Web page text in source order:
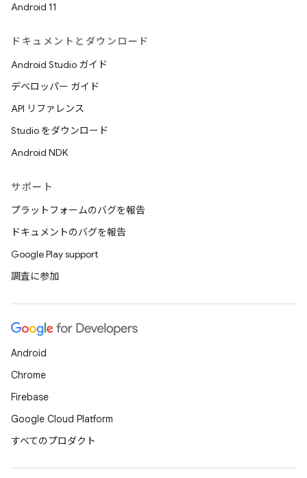
Android 11
ドキュメントとダウンロード
Android Studio ガイド
デベロッパー ガイド
API リファレンス
Studio をダウンロード
Android NDK
サポート
プラットフォームのバグを報告
ドキュメントのバグを報告
Google Play support
調査に参加
Android
Chrome
Firebase
Google Cloud Platform
すべてのプロダクト